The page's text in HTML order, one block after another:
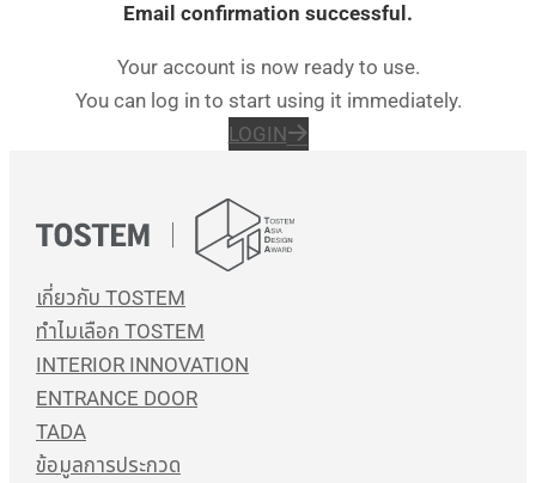
Email confirmation successful.
Your account is now ready to use.
You can log in to start using it immediately.
LOGIN
เกี่ยวกับ TOSTEM
ทำไมเลือก TOSTEM
INTERIOR INNOVATION
ENTRANCE DOOR
TADA
ข้อมูลการประกวด